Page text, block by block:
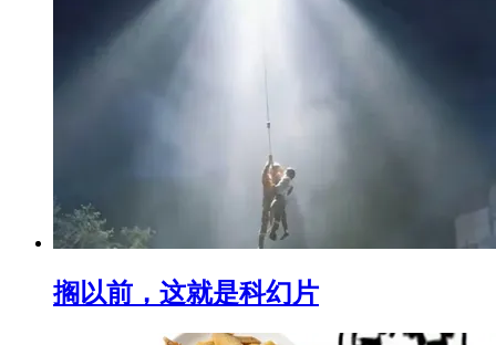
搁以前，这就是科幻片